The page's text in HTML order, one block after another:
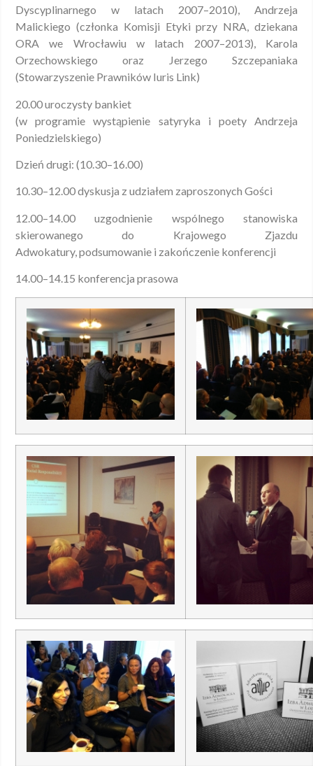
Dyscyplinarnego w latach 2007–2010), Andrzeja
Malickiego (członka Komisji Etyki przy NRA, dziekana
ORA we Wrocławiu w latach 2007–2013), Karola
Orzechowskiego oraz Jerzego Szczepaniaka
(Stowarzyszenie Prawników Iuris Link)
20.00 uroczysty bankiet
(w programie wystąpienie satyryka i poety Andrzeja
Poniedzielskiego)
Dzień drugi: (10.30–16.00)
10.30–12.00 dyskusja z udziałem zaproszonych Gości
12.00–14.00 uzgodnienie wspólnego stanowiska
skierowanego do Krajowego Zjazdu
Adwokatury, podsumowanie i zakończenie konferencji
14.00–14.15 konferencja prasowa